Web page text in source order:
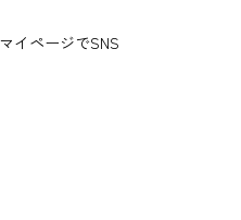
イページでSNS